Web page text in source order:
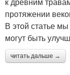
протяжении
В этой статье
могут быть
читать дальше →